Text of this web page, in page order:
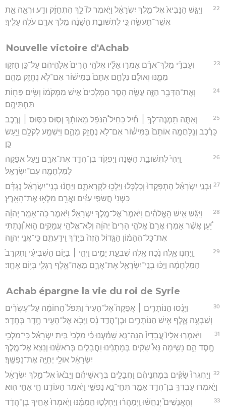
22
וַיִּגַּ֤שׁ הַנָּבִיא֙ אֶל־מֶ֣לֶךְ יִשְׂרָאֵ֔ל וַיֹּ֤אמֶר לוֹ֙ לֵ֣ךְ הִתְחַזַּ֔ק וְדַ֥ע וּרְאֵ֖ה אֵ֣ת
אֲשֶֽׁר־תַּעֲשֶׂ֑ה כִּ֚י לִתְשׁוּבַ֣ת הַשָּׁנָ֔ה מֶ֥לֶךְ אֲרָ֖ם עֹלֶ֥ה עָלֶֽיךָ׃
Nouvelle victoire d'Achab
23
וְעַבְדֵ֨י מֶֽלֶךְ־אֲרָ֜ם אָמְר֣וּ אֵלָ֗יו אֱלֹהֵ֤י הָרִים֙ אֱלֹ֣הֵיהֶ֔ם עַל־כֵּ֖ן חָזְק֣וּ
מִמֶּ֑נּוּ וְאוּלָ֗ם נִלָּחֵ֤ם אִתָּם֙ בַּמִּישׁ֔וֹר אִם־לֹ֥א נֶחֱזַ֖ק מֵהֶֽם׃
24
וְאֶת־הַדָּבָ֥ר הַזֶּ֖ה עֲשֵׂ֑ה הָסֵ֤ר הַמְּלָכִים֙ אִ֣ישׁ מִמְּקֹמ֔וֹ וְשִׂ֥ים פַּח֖וֹת
תַּחְתֵּיהֶֽם׃
25
וְאַתָּ֣ה תִֽמְנֶה־לְךָ֣ ׀ חַ֡יִל כַּחַיִל֩ הַנֹּפֵ֨ל מֵאוֹתָ֜ךְ וְס֣וּס כַּסּ֣וּס ׀ וְרֶ֣כֶב
כָּרֶ֗כֶב וְנִֽלָּחֲמָ֤ה אוֹתָם֙ בַּמִּישׁ֔וֹר אִם־לֹ֥א נֶחֱזַ֖ק מֵהֶ֑ם וַיִּשְׁמַ֥ע לְקֹלָ֖ם וַיַּ֥עַשׂ
כֵּֽן׃
26
וַֽיְהִי֙ לִתְשׁוּבַ֣ת הַשָּׁנָ֔ה וַיִּפְקֹ֥ד בֶּן־הֲדַ֖ד אֶת־אֲרָ֑ם וַיַּ֣עַל אֲפֵ֔קָה
לַמִּלְחָמָ֖ה עִם־יִשְׂרָאֵֽל׃
27 וּבְנֵ֣י יִשְׂרָאֵ֗ל הָתְפָּקְדוּ֙ וְכָלְכְּל֔וּ וַיֵּלְכ֖וּ לִקְרָאתָ֑ם וַיַּחֲנ֨וּ בְנֵֽי־יִשְׂרָאֵ֜ל נֶגְדָּ֗ם
כִּשְׁנֵי֙ חֲשִׂפֵ֣י עִזִּ֔ים וַאֲרָ֖ם מִלְא֥וּ אֶת־הָאָֽרֶץ׃
28
וַיִּגַּ֞שׁ אִ֣ישׁ הָאֱלֹהִ֗ים וַיֹּאמֶר֮ אֶל־מֶ֣לֶךְ יִשְׂרָאֵל֒ וַיֹּ֜אמֶר כֹּֽה־אָמַ֣ר יְהוָ֗ה
יַ֠עַן אֲשֶׁ֨ר אָמְר֤וּ אֲרָם֙ אֱלֹהֵ֤י הָרִים֙ יְהוָ֔ה וְלֹֽא־אֱלֹהֵ֥י עֲמָקִ֖ים ה֑וּא וְ֠נָתַתִּי
אֶת־כָּל־הֶהָמ֨וֹן הַגָּ֤דוֹל הַזֶּה֙ בְּיָדֶ֔ךָ וִֽידַעְתֶּ֖ם כִּֽי־אֲנִ֥י יְהוָֽה׃
29
וַֽיַּחֲנ֧וּ אֵ֦לֶּה נֹ֥כַח אֵ֖לֶּה שִׁבְעַ֣ת יָמִ֑ים וַיְהִ֣י ׀ בַּיּ֣וֹם הַשְּׁבִיעִ֗י וַתִּקְרַב֙
הַמִּלְחָמָ֔ה וַיַּכּ֨וּ בְנֵֽי־יִשְׂרָאֵ֧ל אֶת־אֲרָ֛ם מֵאָה־אֶ֥לֶף רַגְלִ֖י בְּי֥וֹם אֶחָֽד׃
Achab épargne la vie du roi de Syrie
30
וַיָּנֻ֨סוּ הַנּוֹתָרִ֥ים ׀ אֲפֵקָה֮ אֶל־הָעִיר֒ וַתִּפֹּל֙ הַחוֹמָ֔ה עַל־עֶשְׂרִ֨ים
וְשִׁבְעָ֥ה אֶ֛לֶף אִ֖ישׁ הַנּוֹתָרִ֑ים וּבֶן־הֲדַ֣ד נָ֔ס וַיָּבֹ֥א אֶל־הָעִ֖יר חֶ֥דֶר בְּחָֽדֶר׃
31
וַיֹּאמְר֣וּ אֵלָיו֮ עֲבָדָיו֒ הִנֵּֽה־נָ֣א שָׁמַ֔עְנוּ כִּ֗י מַלְכֵי֙ בֵּ֣ית יִשְׂרָאֵ֔ל כִּֽי־מַלְכֵ֥י
חֶ֖סֶד הֵ֑ם נָשִׂ֣ימָה נָּא֩ שַׂקִּ֨ים בְּמָתְנֵ֜ינוּ וַחֲבָלִ֣ים בְּרֹאשֵׁ֗נוּ וְנֵצֵא֙ אֶל־מֶ֣לֶךְ
יִשְׂרָאֵ֔ל אוּלַ֖י יְחַיֶּ֥ה אֶת־נַפְשֶֽׁךָ׃
32 וַיַּחְגְּרוּ֩ שַׂקִּ֨ים בְּמָתְנֵיהֶ֜ם וַחֲבָלִ֣ים בְּרָאשֵׁיהֶ֗ם וַיָּבֹ֙אוּ֙ אֶל־מֶ֣לֶךְ יִשְׂרָאֵ֔ל
וַיֹּ֣אמְר֔וּ עַבְדְּךָ֧ בֶן־הֲדַ֛ד אָמַ֖ר תְּחִֽי־נָ֣א נַפְשִׁ֑י וַיֹּ֛אמֶר הַעוֹדֶ֥נּוּ חַ֖י אָחִ֥י הֽוּא׃
33 וְהָאֲנָשִׁים֩ יְנַחֲשׁ֨וּ וַֽיְמַהֲר֜וּ וַיַּחְלְט֣וּ הֲמִמֶּ֗נּוּ וַיֹּֽאמְרוּ֙ אָחִ֣יךָ בֶן־הֲדַ֔ד